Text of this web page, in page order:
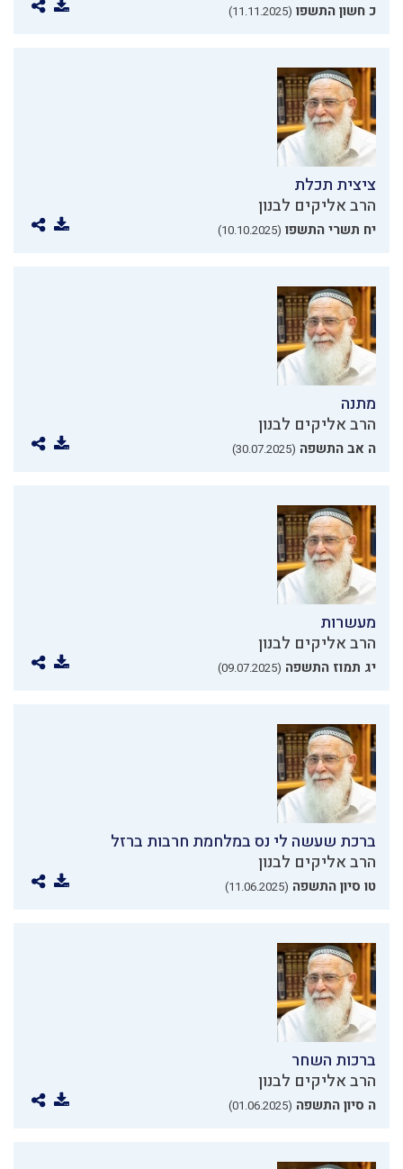
כ חשון התשפו (11.11.2025)
ציצית תכלת
הרב אליקים לבנון
יח תשרי התשפו (10.10.2025)
מתנה
הרב אליקים לבנון
ה אב התשפה (30.07.2025)
מעשרות
הרב אליקים לבנון
יג תמוז התשפה (09.07.2025)
ברכת שעשה לי נס במלחמת חרבות ברזל
הרב אליקים לבנון
טו סיון התשפה (11.06.2025)
ברכות השחר
הרב אליקים לבנון
ה סיון התשפה (01.06.2025)